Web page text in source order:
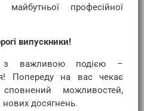
професійної
випускники!
важливою подією –
Попереду на вас чекає
можливостей,
нових досягнень.